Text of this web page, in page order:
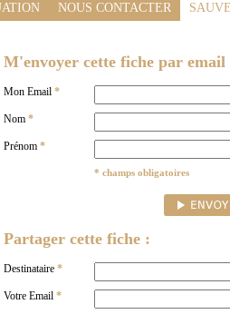
NOUS CONTACTER
M'envoyer cette fiche par email
Mon Email *
Nom *
Prénom *
* champs obligatoires
Partager cette fiche :
Destinataire *
Votre Email *